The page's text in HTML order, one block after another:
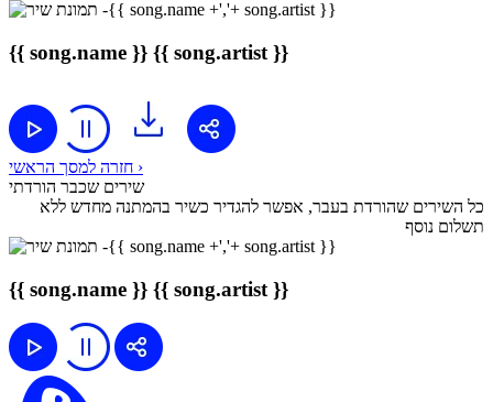
{{ song.name }} {{ song.artist }}
חזרה למסך הראשי ›
שירים שכבר הורדתי
כל השירים שהורדת בעבר, אפשר להגדיר כשיר בהמתנה מחדש ללא
תשלום נוסף
{{ song.name }} {{ song.artist }}